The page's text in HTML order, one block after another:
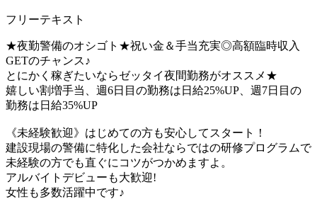
フリーテキスト
★夜勤警備のオシゴト★祝い金＆手当充実◎高額臨時収入
GETのチャンス♪
とにかく稼ぎたいならゼッタイ夜間勤務がオススメ★
嬉しい割増手当、週6日目の勤務は日給25%UP、週7日目の
勤務は日給35%UP
《未経験歓迎》はじめての方も安心してスタート！
建設現場の警備に特化した会社ならではの研修プログラムで
未経験の方でも直ぐにコツがつかめますよ。
アルバイトデビューも大歓迎!
女性も多数活躍中です♪